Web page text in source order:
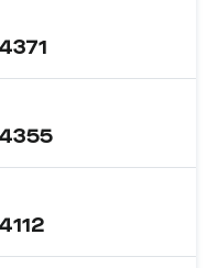
4371
4355
4112